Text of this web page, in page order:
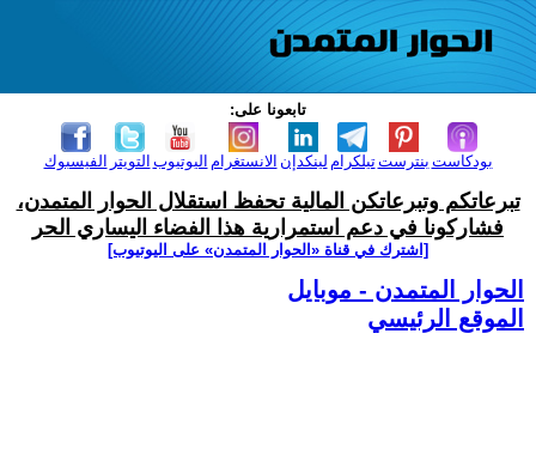
تابعونا على:
الفيسبوك التويتر اليوتيوب الانستغرام لينكدإن تيلكرامبنترست بودكاست
تبرعاتكم وتبرعاتكن المالية تحفظ استقلال الحوار المتمدن،
فشاركونا في دعم استمرارية هذا الفضاء اليساري الحر
[اشترك في قناة ‫«الحوار المتمدن» على اليوتيوب]
الحوار المتمدن - موبايل
الموقع الرئيسي